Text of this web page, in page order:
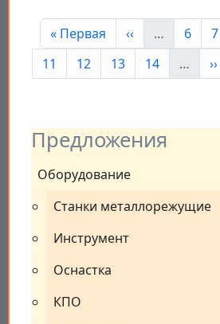
Предложения
Оборудование
Станки металлорежущие
Инструмент
Оснастка
КПО
Нумерация страниц
Первая страница
« Первая Предыдущая
‹‹ … 6 7
Страница
11 Страница
12 Страница
13 Страница
14 … ››